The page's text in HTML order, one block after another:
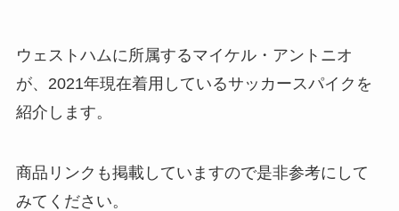
ウェストハムに所属するマイケル・アントニオ
が、2021年現在着用しているサッカースパイクを
紹介します。
商品リンクも掲載していますので是非参考にして
みてください。